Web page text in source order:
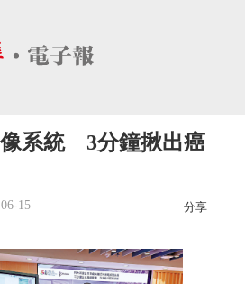
系統 3分鐘揪出癌
15 分享